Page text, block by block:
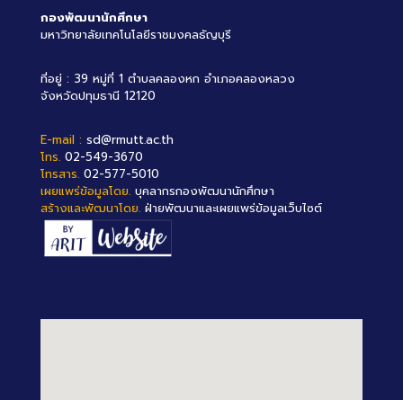
กองพัฒนานักศึกษา
มหาวิทยาลัยเทคโนโลยีราชมงคลธัญบุรี
ที่อยู่ : 39 หมู่ที่ 1 ตำบลคลองหก อำเภอคลองหลวง
จังหวัดปทุมธานี 12120
E-mail : sd@rmutt.ac.th
โทร. 02-549-3670
โทรสาร. 02-577-5010
เผยแพร่ข้อมูลโดย. บุคลากรกองพัฒนานักศึกษา
สร้างและพัฒนาโดย. ฝ่ายพัฒนาและเผยแพร่ข้อมูลเว็บไซต์